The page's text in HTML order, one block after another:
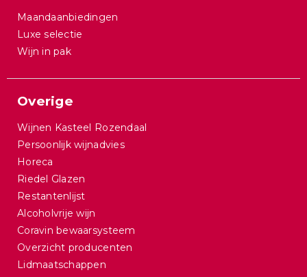
Maandaanbiedingen
Luxe selectie
Wijn in pak
Overige
Wijnen Kasteel Rozendaal
Persoonlijk wijnadvies
Horeca
Riedel Glazen
Restantenlijst
Alcoholvrije wijn
Coravin bewaarsysteem
Overzicht producenten
Lidmaatschappen